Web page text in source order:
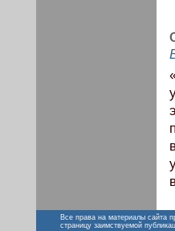
Все права на материалы сайта
страницу заимствуемой